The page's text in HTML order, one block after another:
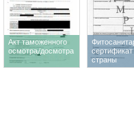
Акт таможенного
осмотра/досмотра
сертификат
страны
экспортера